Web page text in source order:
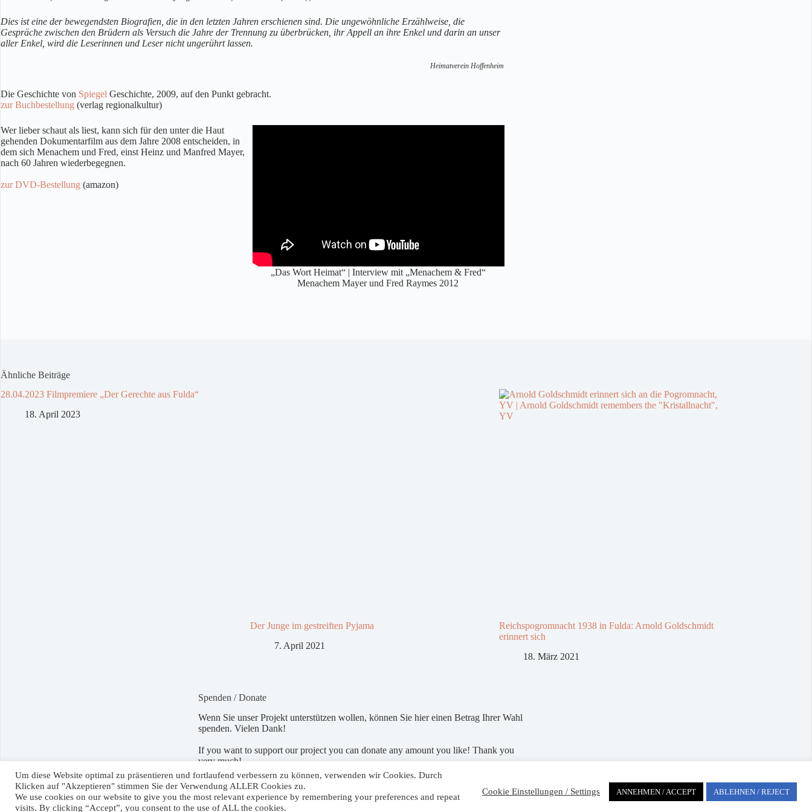
Dies ist eine der bewegendsten Biografien, die in den letzten Jahren erschienen sind. Die ungewöhnliche Erzählweise, die
Gespräche zwischen den Brüdern als Versuch die Jahre der Trennung zu überbrücken, ihr Appell an ihre Enkel und darin an unser
aller Enkel, wird die Leserinnen und Leser nicht ungerührt lassen.
Heimatverein Hoffenheim
Die Geschichte von Spiegel Geschichte, 2009, auf den Punkt gebracht.
zur Buchbestellung (verlag regionalkultur)
Wer lieber schaut als liest, kann sich für den unter die Haut
gehenden Dokumentarfilm aus dem Jahre 2008 entscheiden, in
dem sich Menachem und Fred, einst Heinz und Manfred Mayer,
nach 60 Jahren wiederbegegnen.
zur DVD-Bestellung (amazon)
„Das Wort Heimat“ | Interview mit „Menachem & Fred“
Menachem Mayer und Fred Raymes 2012
Ähnliche Beiträge
28.04.2023 Filmpremiere „Der Gerechte aus Fulda“
18. April 2023
Der Junge im gestreiften Pyjama
7. April 2021
Reichspogromnacht 1938 in Fulda: Arnold Goldschmidt
erinnert sich
18. März 2021
Spenden / Donate
Wenn Sie unser Projekt unterstützen wollen, können Sie hier einen Betrag Ihrer Wahl
spenden. Vielen Dank!
If you want to support our project you can donate any amount you like! Thank you
very much!
Kontakt Impressum
Um diese Website optimal zu präsentieren und fortlaufend verbessern zu können, verwenden wir Cookies. Durch
Klicken auf "Akzeptieren" stimmen Sie der Verwendung ALLER Cookies zu.
We use cookies on our website to give you the most relevant experience by remembering your preferences and repeat
visits. By clicking “Accept”, you consent to the use of ALL the cookies.
Cookie Einstellungen / Settings ANNEHMEN / ACCEPT ABLEHNEN / REJECT